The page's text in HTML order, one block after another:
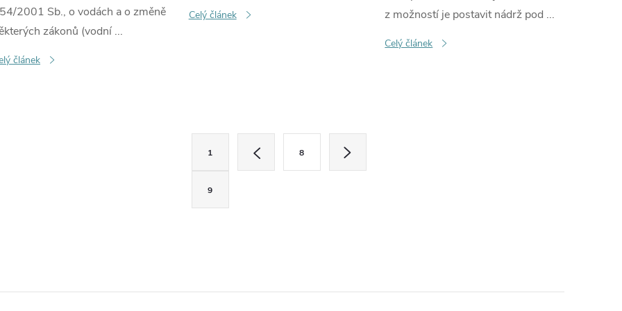
2001 Sb., o vodách a o změně
zákonů (vodní ...
článek
Celý článek
z možností je postavit nádrž pod ...
Celý článek
á
v
1 8
9